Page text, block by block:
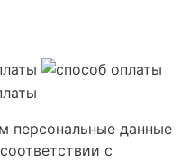
персональные данные
с